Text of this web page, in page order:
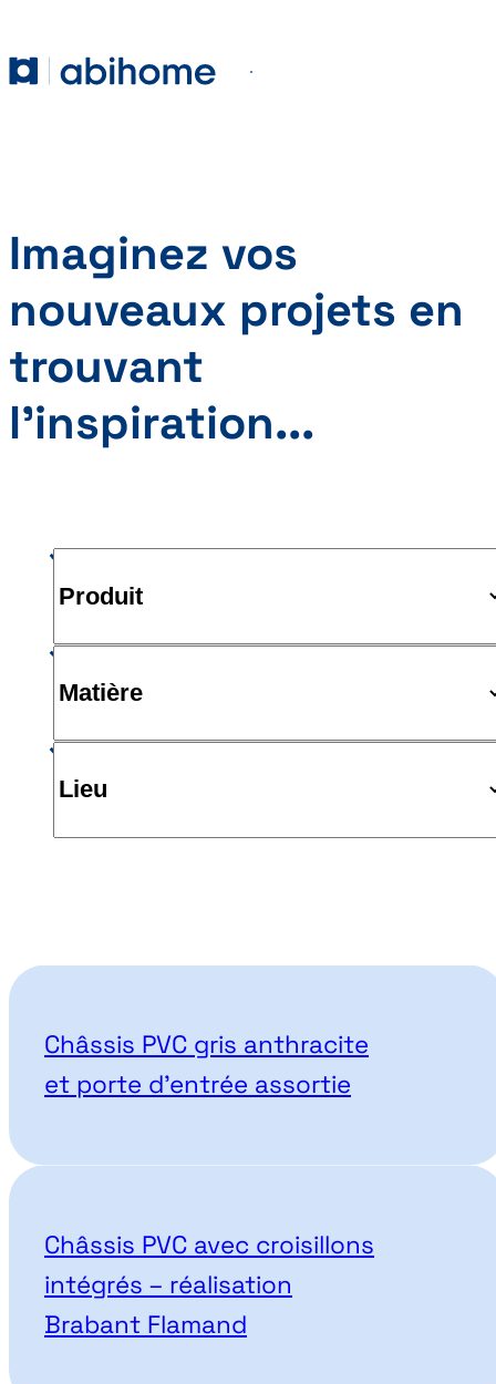
Abihome
Imaginez vos
nouveaux projets en
trouvant
l’inspiration...
Nos projets
Châssis PVC gris anthracite
et porte d’entrée assortie
Châssis PVC avec croisillons
intégrés – réalisation
Brabant Flamand